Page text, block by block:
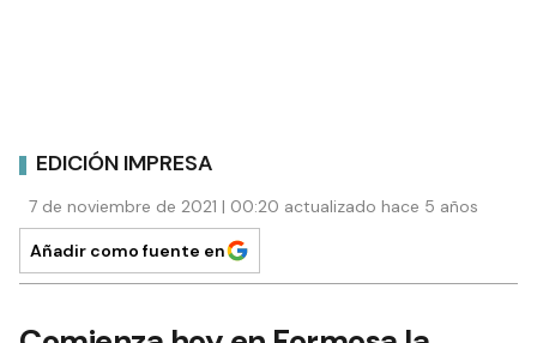
EDICIÓN IMPRESA
7 de noviembre de 2021 | 00:20 actualizado hace 5 años
Añadir como fuente en